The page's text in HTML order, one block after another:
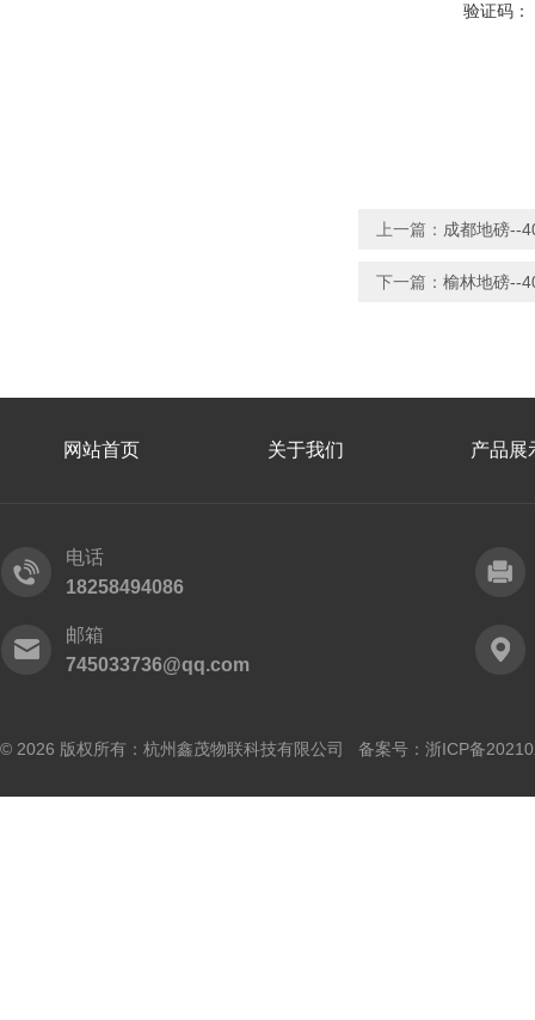
验证码：
上一篇： 成都地磅--
下一篇： 榆林地磅--
网站首页 关于我们 产品展
电话
18258494086
邮箱
745033736@qq.com
© 2026 版权所有：杭州鑫茂物联科技有限公司 备案号： 浙ICP备